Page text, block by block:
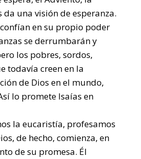
da una visión de esperanza.
en su propio poder
se derrumbarán y
los pobres, sordos,
todavía creen en la
de Dios en el mundo,
lo promete Isaías en
la eucaristía, profesamos
de hecho, comienza, en
de su promesa. Él